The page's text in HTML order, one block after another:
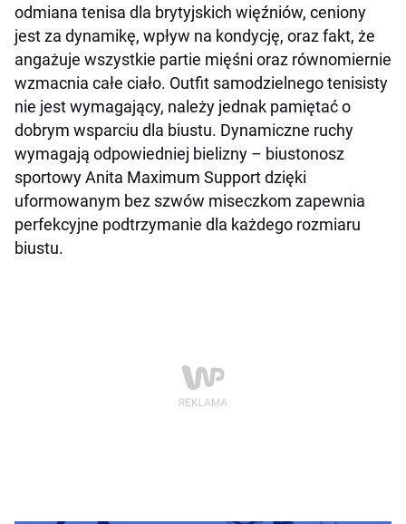
odmiana tenisa dla brytyjskich więźniów, ceniony
jest za dynamikę, wpływ na kondycję, oraz fakt, że
angażuje wszystkie partie mięśni oraz równomiernie
wzmacnia całe ciało. Outfit samodzielnego tenisisty
nie jest wymagający, należy jednak pamiętać o
dobrym wsparciu dla biustu. Dynamiczne ruchy
wymagają odpowiedniej bielizny – biustonosz
sportowy Anita Maximum Support dzięki
uformowanym bez szwów miseczkom zapewnia
perfekcyjne podtrzymanie dla każdego rozmiaru
biustu.